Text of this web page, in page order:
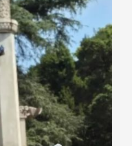
葛焕昭将于今(115)年7
)任期届满。董事会于6月
下午5时 ...
友会活动 (海
市)